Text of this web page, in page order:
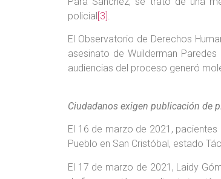
policial[3].
El Observatorio de Derechos
asesinato de Wuilderman
audiencias del proceso generó
Ciudadanos exigen publicación de
El 16 de marzo de 2021,
Pueblo en San Cristóbal, estado
El 17 de marzo de 2021, Laidy